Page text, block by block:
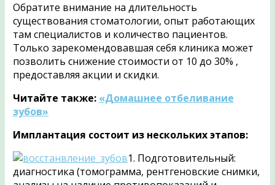
Обратите внимание на длительность
существования стоматологии, опыт работающих
там специалистов и количество пациентов.
Только зарекомендовавшая себя клиника может
позволить снижение стоимости от 10 до 30% ,
предоставляя акции и скидки.
Читайте также: «Домашнее отбеливание
зубов»
Имплантация состоит из нескольких этапов:
1. Подготовительный:
диагностика (томограмма, рентгеновские снимки,